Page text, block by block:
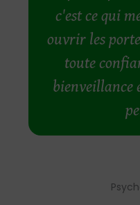
c'est ce qui
ouvrir les
toute
bienveillance